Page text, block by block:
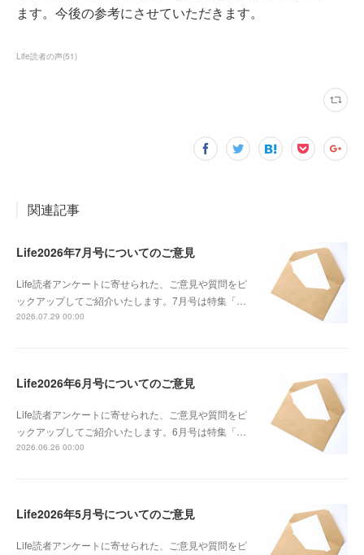
ます。今後の参考にさせていただきます。
Life読者の声(51)
関連記事
Life2026年7月号についてのご意見
Life読者アンケートに寄せられた、ご意見や質問をピ
ックアップしてご紹介いたします。7月号は特集「…
2026.07.29 00:00
Life2026年6月号についてのご意見
Life読者アンケートに寄せられた、ご意見や質問をピ
ックアップしてご紹介いたします。6月号は特集「…
2026.06.26 00:00
Life2026年5月号についてのご意見
Life読者アンケートに寄せられた、ご意見や質問をピ